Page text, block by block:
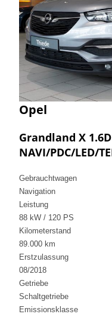
Opel
Grandland X 1.6D
NAVI/PDC/LED/
Gebrauchtwagen
Navigation
Leistung
88 kW / 120 PS
Kilometerstand
89.000 km
Erstzulassung
08/2018
Getriebe
Schaltgetriebe
Emissionsklasse